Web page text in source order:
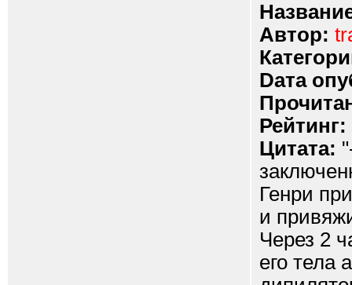
Автор:
Dата
Рейтинг:
Цитата:
Генри
и
Через 2
его тела